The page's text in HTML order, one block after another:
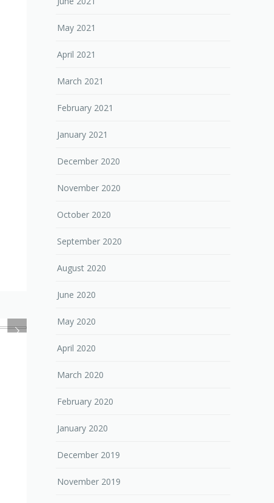
May 2021
April 2021
March 2021
February 2021
January 2021
December 2020
November 2020
October 2020
September 2020
August 2020
June 2020
May 2020
April 2020
March 2020
February 2020
January 2020
December 2019
November 2019